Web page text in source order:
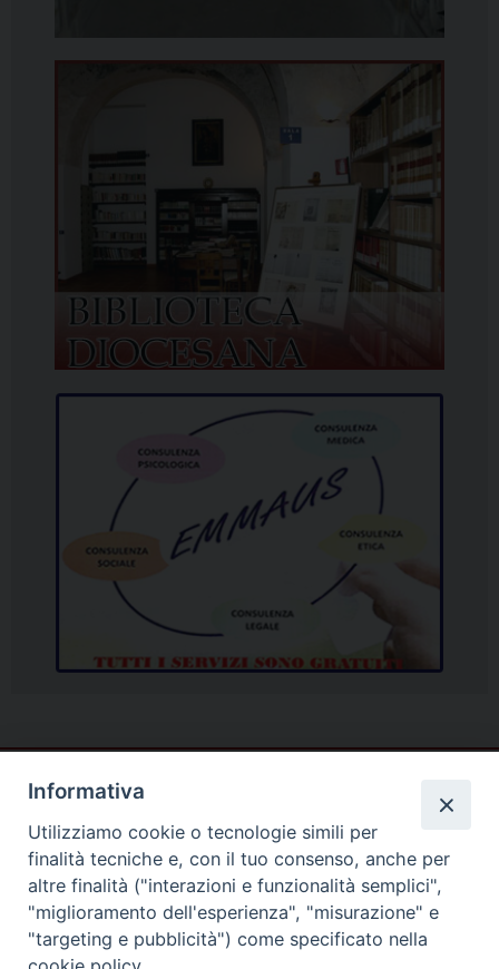
Informativa
Utilizziamo cookie o tecnologie simili per
finalità tecniche e, con il tuo consenso, anche per
altre finalità ("interazioni e funzionalità semplici",
"miglioramento dell'esperienza", "misurazione" e
"targeting e pubblicità") come specificato nella